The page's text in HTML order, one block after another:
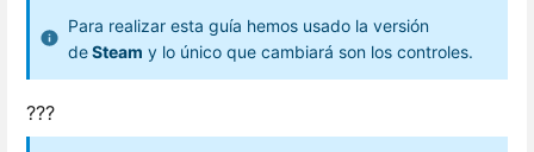
Para realizar esta guía hemos usado la versión
deSteam y lo único que cambiará son los controles.
???